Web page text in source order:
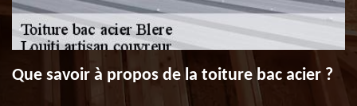
Que savoir à propos de la toiture bac acier ?